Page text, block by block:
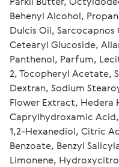
Behenyl Alcohol,
Dulcis Oil, Sarcocapnos
Cetearyl Glucoside,
Panthenol, Parfum,
2, Tocopheryl Acetate,
Dextran, Sodium
Flower Extract, Hedera
Caprylhydroxamic
1,2-Hexanediol, Citric
Benzoate, Benzyl
Limonene,